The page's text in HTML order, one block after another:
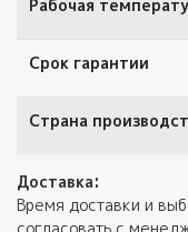
Рабочая
Срок гарантии
Страна
Доставка:
Время доставки и